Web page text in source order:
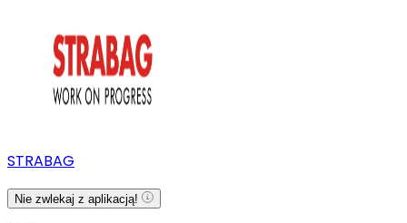
STRABAG
Nie zwlekaj z aplikacją!